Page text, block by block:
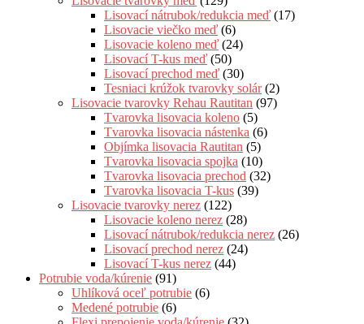
Lisovací nátrubok/redukcia meď (17)
Lisovacie viečko meď (6)
Lisovacie koleno meď (24)
Lisovací T-kus meď (50)
Lisovací prechod meď (30)
Tesniaci krúžok tvarovky solár (2)
Lisovacie tvarovky Rehau Rautitan (97)
Tvarovka lisovacia koleno (5)
Tvarovka lisovacia nástenka (6)
Objímka lisovacia Rautitan (5)
Tvarovka lisovacia spojka (10)
Tvarovka lisovacia prechod (32)
Tvarovka lisovacia T-kus (39)
Lisovacie tvarovky nerez (122)
Lisovacie koleno nerez (28)
Lisovací nátrubok/redukcia nerez (26)
Lisovací prechod nerez (24)
Lisovací T-kus nerez (44)
Potrubie voda/kúrenie (91)
Uhlíková oceľ potrubie (6)
Medené potrubie (6)